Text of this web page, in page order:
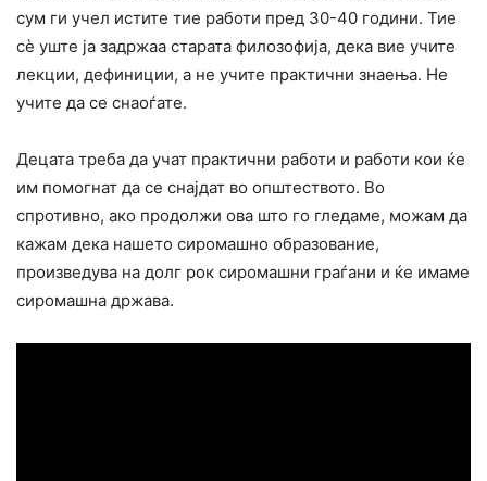
сум ги учел истите тие работи пред 30-40 години. Тие
сè уште ја задржаа старата филозофија, дека вие учите
лекции, дефиниции, а не учите практични знаења. Не
учите да се снаоѓате.
Децата треба да учат практични работи и работи кои ќе
им помогнат да се снајдат во општеството. Во
спротивно, ако продолжи ова што го гледаме, можам да
кажам дека нашето сиромашно образование,
произведува на долг рок сиромашни граѓани и ќе имаме
сиромашна држава.